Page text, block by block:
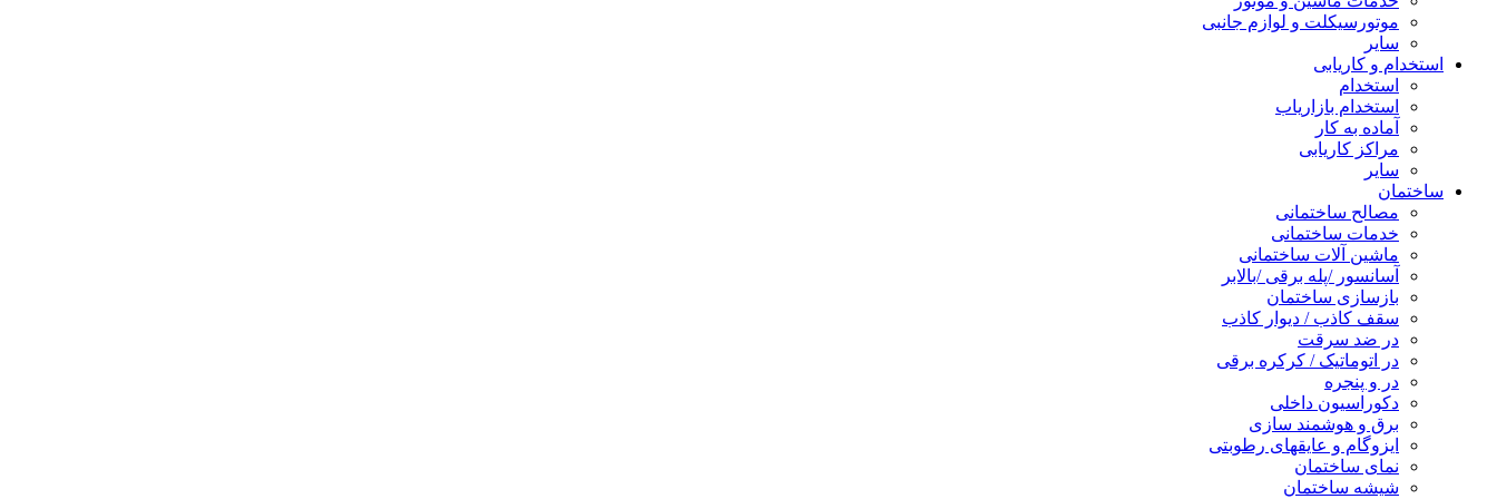
موتورسیکلت و لوازم جانبی
سایر
استخدام و کاریابی
استخدام
استخدام بازاریاب
آماده به کار
مراکز کاریابی
سایر
ساختمان
مصالح ساختمانی
خدمات ساختمانی
ماشین آلات ساختمانی
آسانسور /پله برقی /بالابر
بازسازی ساختمان
سقف کاذب / دیوار کاذب
در ضد سرقت
در اتوماتیک / کرکره برقی
در و پنجره
دکوراسیون داخلی
برق و هوشمند سازی
ایزوگام و عایقهای رطوبتی
نمای ساختمان
شیشه ساختمان